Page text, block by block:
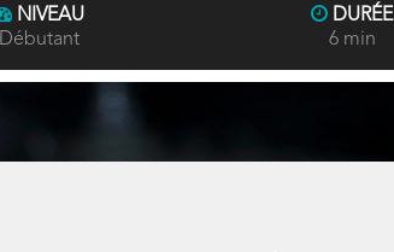
NIVEAU
Débutant
DURÉE
6 min